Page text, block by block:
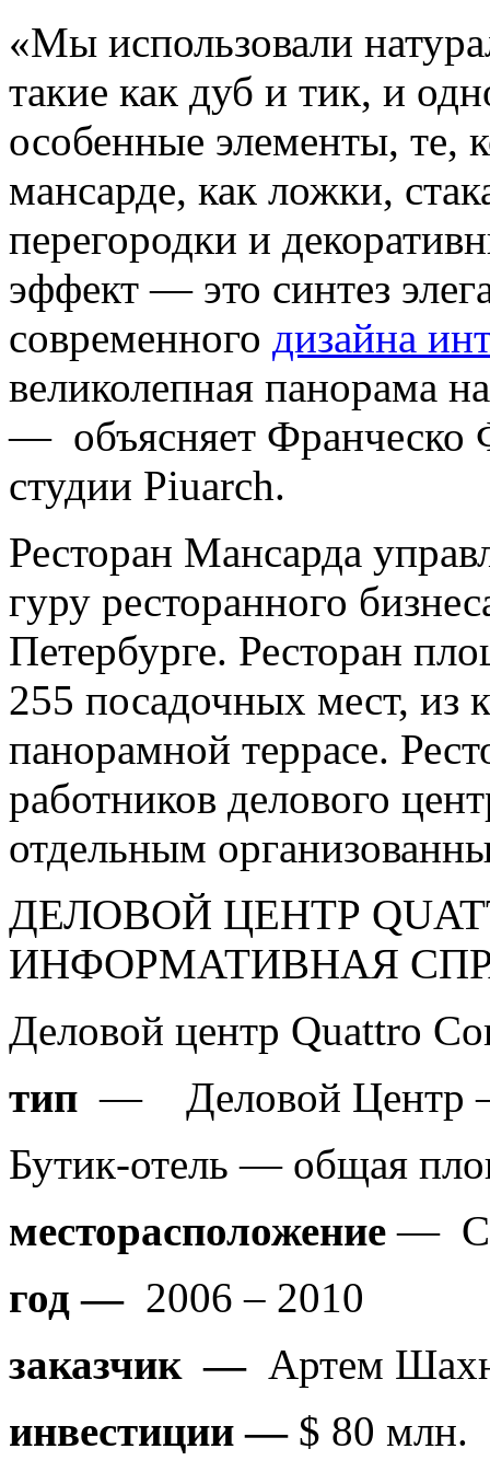
«Мы использовали
такие как дуб и тик, и
особенные элементы, те,
мансарде, как ложки,
перегородки и
эффект — это синтез
современного дизайна
великолепная панорама
— объясняет Франческо
студии Piuarch.
Ресторан Мансарда
гуру ресторанного
Петербурге. Ресторан
255 посадочных мест, из
панорамной террасе.
работников делового
отдельным
ДЕЛОВОЙ ЦЕНТР
ИНФОРМАТИВНАЯ
Деловой
тип — Деловой Центр –
Бутик-отель — общая
месторасположение—
год — 2006 – 2010
заказчик —Артем
инвестиции — $ 80 млн.